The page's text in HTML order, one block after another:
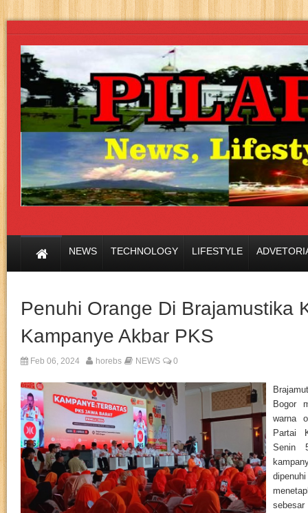
NEWS TECHNOLOGY LIFESTYLE
Penuhi Orange Di Brajamustika
Kampanye Akbar PKS
Feb 06, 2024 horebs NEWS 0
Bogor
warna
Partai
Senin